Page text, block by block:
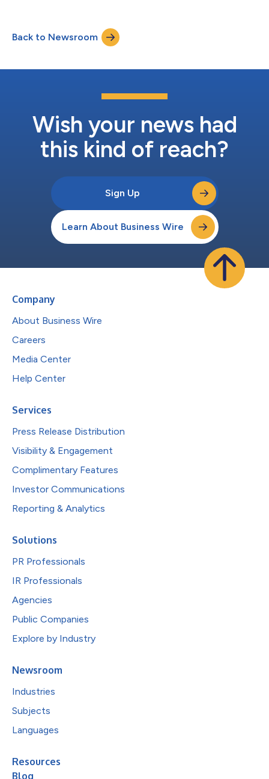
待に銀行が応えるために役立ちます。パーソネティクスは、業界
をリードするインパクト・フィンテックのエコリティクと提携
し、同社の パーソネティクスのサステナビリティー・インサイ
トプリントを表示し、炭素排出量を削減 するための個別化され
は、低炭素の業者やカテゴリーからの購入、気候に優しい財務目
標のための預金などです。サステナビリティー・インサイツは、
ィクスの財務データ駆使型エンゲージメント・プラットフォーム
に完全に組み込まれます。 れにより銀行は顧客がより持続...
Back to Newsroom
Wish your news had
this kind of reach?
Sign Up
Learn About Business Wire
Company
About Business Wire
Careers
Media Center
Help Center
Services
Press Release Distribution
Visibility & Engagement
Complimentary Features
Investor Communications
Reporting & Analytics
Solutions
PR Professionals
IR Professionals
Agencies
Public Companies
Explore by Industry
Newsroom
Industries
Subjects
Languages
Resources
Blog